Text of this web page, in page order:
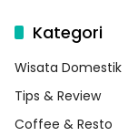
Kategori
Wisata Domestik
Tips & Review
Coffee & Resto